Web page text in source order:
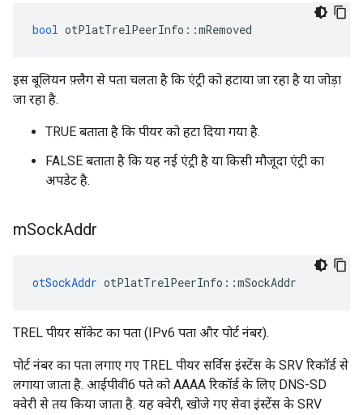
bool otPlatTrelPeerInfo ::mRemoved
इस बूलियन फ़्लैग से पता चलता है कि एंट्री को हटाया जा रहा है या जोड़ा
जा रहा है.
TRUE बताता है कि पीयर को हटा दिया गया है.
FALSE बताता है कि यह नई एंट्री है या किसी मौजूदा एंट्री का
अपडेट है.
mSockAddr
otSockAddr otPlatTrelPeerInfo ::mSockAddr
TREL पीयर सॉकेट का पता (IPv6 पता और पोर्ट नंबर).
पोर्ट नंबर का पता लगाए गए TREL पीयर सर्विस इंस्टेंस के SRV रिकॉर्ड से
लगाया जाता है. आईपीवी6 पते को AAAA रिकॉर्ड के लिए DNS-SD
क्वेरी से तय किया जाता है. यह क्वेरी, खोजे गए सेवा इंस्टेंस के SRV